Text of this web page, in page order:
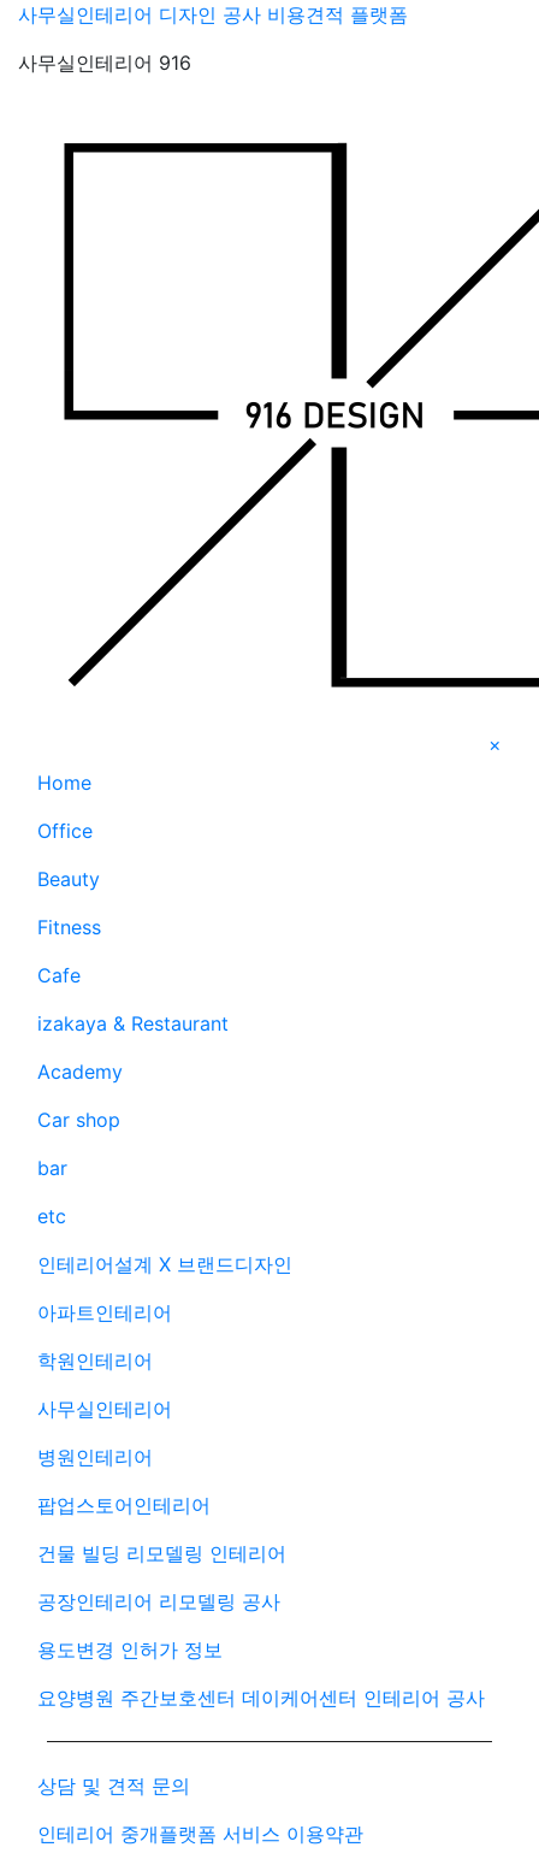
Skip
content
사무실인테리어 디자인 공사 비용견적 플랫폼
사무실인테리어 916
×
Home
Office
Beauty
Fitness
Cafe
izakaya & Restaurant
Academy
Car shop
bar
etc
인테리어설계 X 브랜드디자인
아파트인테리어
학원인테리어
사무실인테리어
병원인테리어
팝업스토어인테리어
건물 빌딩 리모델링 인테리어
공장인테리어 리모델링 공사
용도변경 인허가 정보
요양병원 주간보호센터 데이케어센터 인테리어 공사
상담 및 견적 문의
인테리어 중개플랫폼 서비스 이용약관